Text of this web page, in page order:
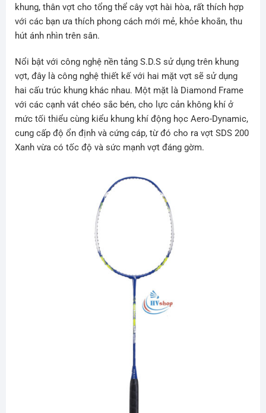
khung, thân vợt cho tổng thể cây vợt hài hòa, rất thích hợp
với các bạn ưa thích phong cách mới mẻ, khỏe khoắn, thu
hút ánh nhìn trên sân.
Nổi bật với công nghệ nền tảng S.D.S sử dụng trên khung
vợt, đây là công nghệ thiết kế với hai mặt vợt sẽ sử dụng
hai cấu trúc khung khác nhau. Một mặt là Diamond Frame
với các cạnh vát chéo sắc bén, cho lực cản không khí ở
mức tối thiểu cùng kiểu khung khí động học Aero-Dynamic,
cung cấp độ ổn định và cứng cáp, từ đó cho ra vợt SDS 200
Xanh vừa có tốc độ và sức mạnh vợt đáng gờm.